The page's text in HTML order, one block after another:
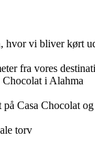
vi bliver kørt
fra vores
i Alahma
Casa Chocolat
torv